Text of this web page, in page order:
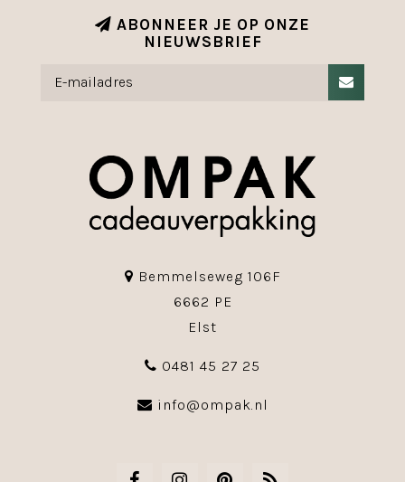
ABONNEER JE OP ONZE
NIEUWSBRIEF
Bemmelseweg 106F
6662 PE
Elst
0481 45 27 25
info@ompak.nl